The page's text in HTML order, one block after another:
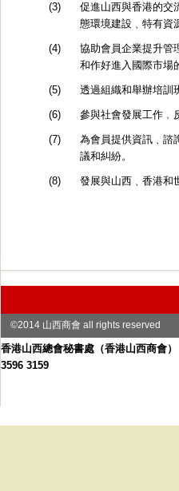
(3)
促進山西與香港的交
態環境建設﹑特有資
(4)
協助會員企業提升管
和作好進入國際市場
(5) 透過組織和舉辦培訓
(6) 參與社會發展工作﹐
(7)
為會員提供資訊﹑諮
議和糾紛。
(8) 發展與山西﹑香港和
香港山西總會秘書處 （香港山西商會
3596 3159
©2014 山西商會 all rights reserved